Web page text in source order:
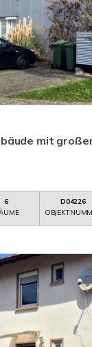
mit
6
D04226